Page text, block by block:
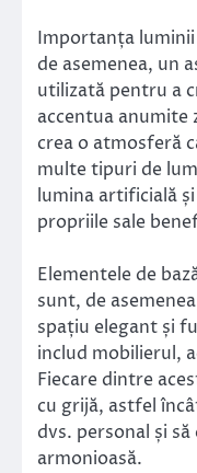
Importanța
de asemenea, un
utilizată pentru a
accentua anumite
crea o atmosferă
multe tipuri de
lumina artificială
propriile sale
Elementele de
sunt, de
spațiu elegant și
includ mobilierul,
Fiecare dintre
cu grijă, astfel
dvs. personal și
armonioasă.